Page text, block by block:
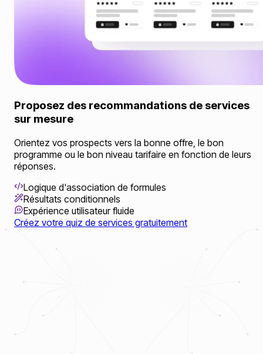
Proposez des recommandations de services
sur mesure
Orientez vos prospects vers la bonne offre, le bon
programme ou le bon niveau tarifaire en fonction de leurs
réponses.
Logique d'association de formules
Résultats conditionnels
Expérience utilisateur fluide
Créez votre quiz de services gratuitement